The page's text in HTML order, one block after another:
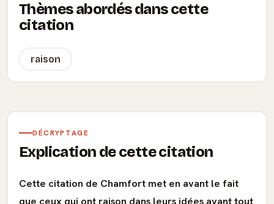
Thèmes abordés dans cette
citation
raison
DÉCRYPTAGE
Explication de cette citation
Cette citation de Chamfort met en avant le fait
que ceux qui ont raison dans leurs idées avant tout